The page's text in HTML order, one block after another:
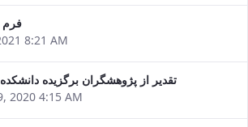
8:21 AM
تقدیر از پژوهشگران برگزیده
2020 4:15 AM